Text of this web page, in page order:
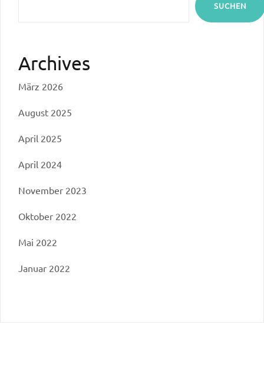
SUCHEN
Archives
März 2026
August 2025
April 2025
April 2024
November 2023
Oktober 2022
Mai 2022
Januar 2022